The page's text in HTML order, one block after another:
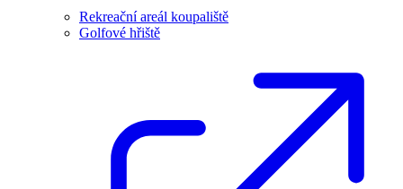
Rekreační areál koupaliště
Golfové hřiště